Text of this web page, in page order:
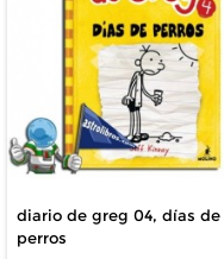
diario de greg 04, días de
perros